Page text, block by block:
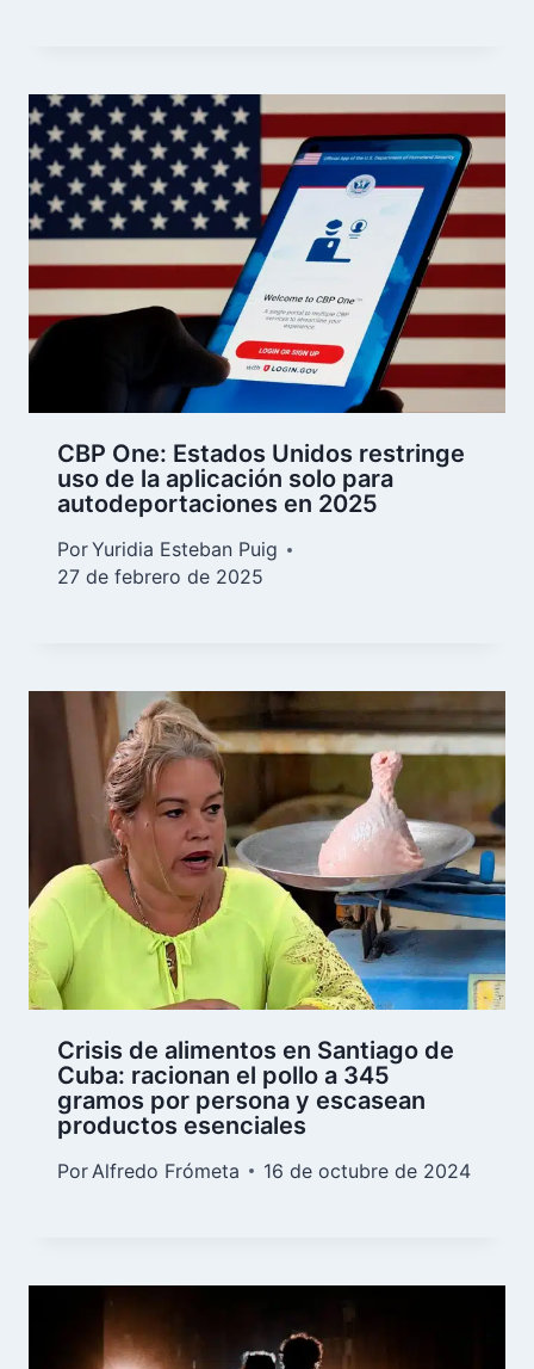
CBP One: Estados Unidos restringe
uso de la aplicación solo para
autodeportaciones en 2025
PorYuridia Esteban Puig
27 de febrero de 2025
Crisis de alimentos en Santiago de
Cuba: racionan el pollo a 345
gramos por persona y escasean
productos esenciales
Por Alfredo Frómeta 16 de octubre de 2024